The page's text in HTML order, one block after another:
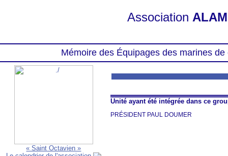
Association
Mémoire des Équipages des marines
« Saint Octavien »
Unité ayant été intégrée dans ce
PRÉSIDENT PAUL DOUMER